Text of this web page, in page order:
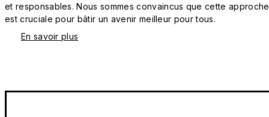
et responsables. Nous sommes convaincus que cette approche
est cruciale pour bâtir un avenir meilleur pour tous.
En savoir plus